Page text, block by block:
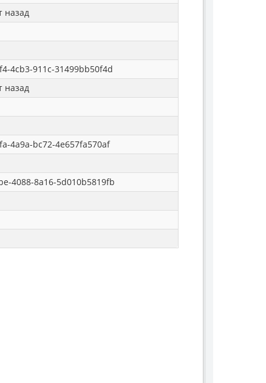
назад
4cb3-911c-31499bb50f4d
назад
4a9a-bc72-4e657fa570af
4088-8a16-5d010b5819fb